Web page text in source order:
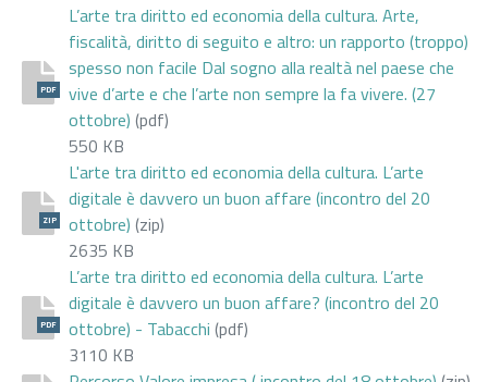
PDF
L’arte tra diritto ed economia della cultura. Arte,
fiscalità, diritto di seguito e altro: un rapporto (troppo)
spesso non facile Dal sogno alla realtà nel paese che
vive d’arte e che l’arte non sempre la fa vivere. (27
ottobre) (pdf)
550 KB
ZIP
L'arte tra diritto ed economia della cultura. L’arte
digitale è davvero un buon affare (incontro del 20
ottobre) (zip)
2635 KB
PDF
L’arte tra diritto ed economia della cultura. L’arte
digitale è davvero un buon affare? (incontro del 20
ottobre) - Tabacchi (pdf)
3110 KB